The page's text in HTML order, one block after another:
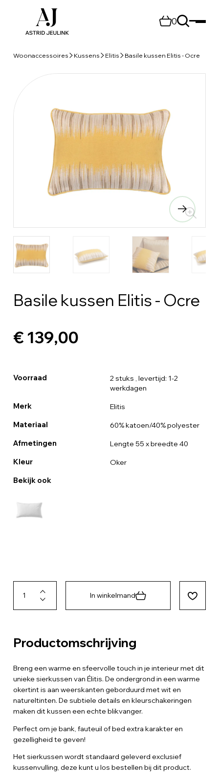
0
Woonaccessoires Kussens Elitis Basile kussen Elitis - Ocre
Basile kussen Elitis - Ocre
€ 139,00
Voorraad 2 stuks , levertijd: 1-2
werkdagen
Merk Elitis
Materiaal 60% katoen/40% polyester
Afmetingen Lengte 55 x breedte 40
Kleur Oker
Bekijk ook
In winkelmand
Productomschrijving
Breng een warme en sfeervolle touch in je interieur met dit
unieke sierkussen van Élitis. De ondergrond in een warme
okertint is aan weerskanten geborduurd met wit en
natureltinten. De subtiele details en kleurschakeringen
maken dit kussen een echte blikvanger.
Perfect om je bank, fauteuil of bed extra karakter en
gezelligheid te geven!
Het sierkussen wordt standaard geleverd exclusief
kussenvulling, deze kunt u los bestellen bij dit product.